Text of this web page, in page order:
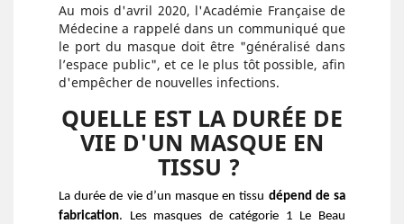
Au mois d'avril 2020, l'Académie Française de
Médecine a rappelé dans un communiqué que
le port du masque doit être "généralisé dans
l’espace public", et ce le plus tôt possible, afin
d'empêcher de nouvelles infections.
QUELLE EST LA DURÉE DE
VIE D'UN MASQUE EN
TISSU ?
La durée de vie d’un masque en tissu dépend de sa
fabrication. Les masques de catégorie 1 Le Beau